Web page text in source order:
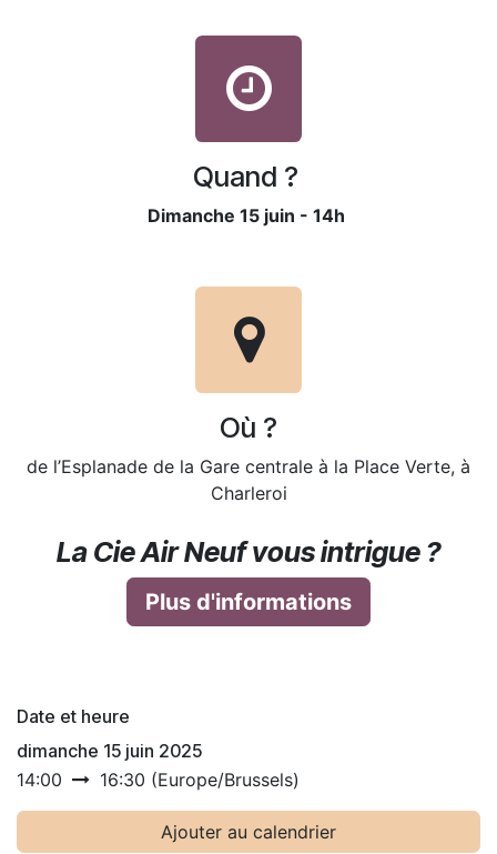
Quand ?
Dimanche 15 juin - 14h
Où ?
de l’Esplanade de la Gare centrale à la Place Verte, à
Charleroi
La Cie Air Neuf vous intrigue ?
Plus d'informations
Date et heure
dimanche 15 juin 2025
14:00
16:30 (Europe/Brussels)
Ajouter au calendrier